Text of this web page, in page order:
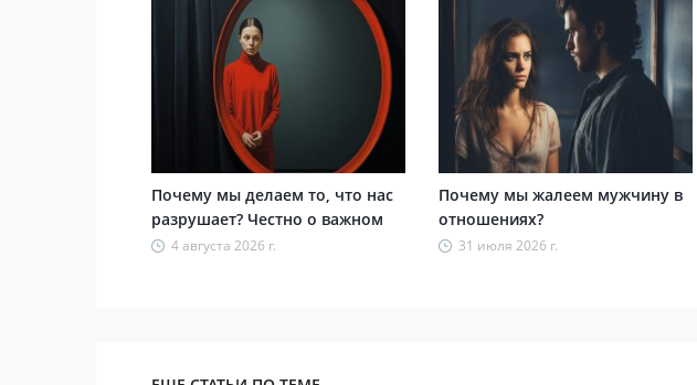
Почему мы делаем то, что нас
разрушает? Честно о важном
4 августа 2026 г.
Почему мы жалеем мужчину в
отношениях?
31 июля 2026 г.